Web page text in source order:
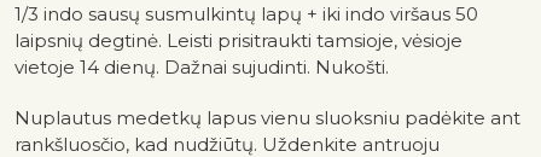
1/3 indo sausų susmulkintų lapų + iki indo viršaus 50
laipsnių degtinė. Leisti prisitraukti tamsioje, vėsioje
vietoje 14 dienų. Dažnai sujudinti. Nukošti.
Nuplautus medetkų lapus vienu sluoksniu padėkite ant
rankšluosčio, kad nudžiūtų. Uždenkite antruoju